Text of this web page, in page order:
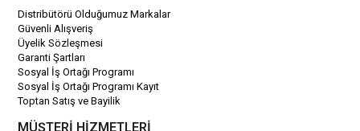
Distribütörü Olduğumuz Markalar
Güvenli Alışveriş
Üyelik Sözleşmesi
Garanti Şartları
Sosyal İş Ortağı Programı
Sosyal İş Ortağı Programı Kayıt
Toptan Satış ve Bayilik
MÜŞTERİ HİZMETLERİ